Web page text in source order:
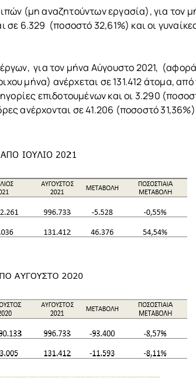
(μη αναζητούντων εργασία), για τον
σε 6.329 (ποσοστό 32,61%) και οι
για τον μήνα Αύγουστο 2021,
μήνα) ανέρχεται σε 131.412 άτομα,
επιδοτουμένων και οι 3.290
ανέρχονται σε 41.206 (ποσοστό